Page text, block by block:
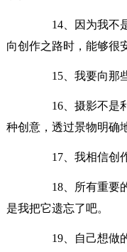
14、因为我不
向创作之路时，能够很
15、我要向那些
16、摄影不是利
种创意，透过景物明确
17、我相信创作
18、所有重要的
是我把它遗忘了吧。
19、自己想做的